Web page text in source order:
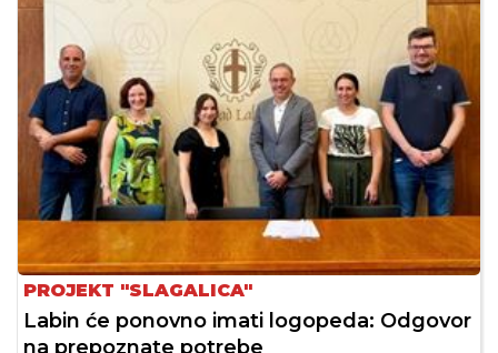
PROJEKT "SLAGALICA"
Labin će ponovno imati logopeda: Odgovor
na prepoznate potrebe